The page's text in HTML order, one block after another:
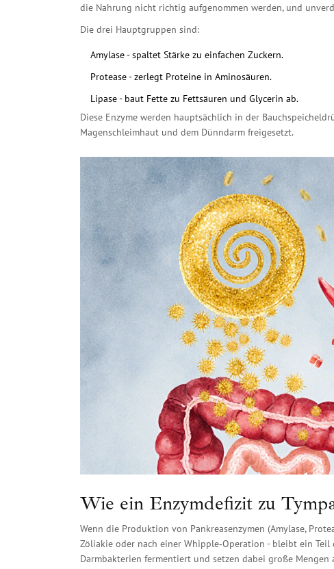
die Nahrung nicht richtig aufgenommen werden, und
Die drei Hauptgruppen sind:
Amylase- spaltet Stärke zu einfachen Zuckern.
Protease- zerlegt Proteine in Aminosäuren.
Lipase- baut Fette zu Fettsäuren und Glycerin ab.
Diese Enzyme werden hauptsächlich in der
Magenschleimhaut und dem Dünndarm freigesetzt.
Wie ein Enzymdefizit zu
Wenn die Produktion von Pankreasenzymen (Amylase,
Zöliakie oder nach einer Whipple‑Operation - bleibt ein
Darmbakterien fermentiert und setzen dabei große Mengen